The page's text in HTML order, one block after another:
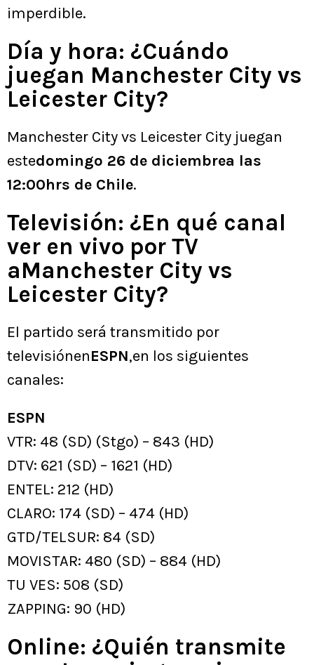
imperdible.
Día y hora: ¿Cuándo
juegan Manchester City vs
Leicester City?
Manchester City vs Leicester City juegan
estedomingo 26 de diciembrea las
12:00hrs de Chile.
Televisión: ¿En qué canal
ver en vivo por TV
aManchester City vs
Leicester City?
El partido será transmitido por
televisiónenESPN,en los siguientes
canales:
ESPN
VTR: 48 (SD) (Stgo) – 843 (HD)
DTV: 621 (SD) – 1621 (HD)
ENTEL: 212 (HD)
CLARO: 174 (SD) – 474 (HD)
GTD/TELSUR: 84 (SD)
MOVISTAR: 480 (SD) – 884 (HD)
TU VES: 508 (SD)
ZAPPING: 90 (HD)
Online: ¿Quién transmite